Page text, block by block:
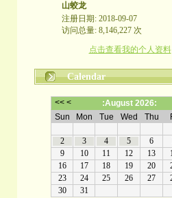
山蛟龙
注册日期: 2018-09-07
访问总量: 8,146,227 次
点击查看我的个人资料
Calendar